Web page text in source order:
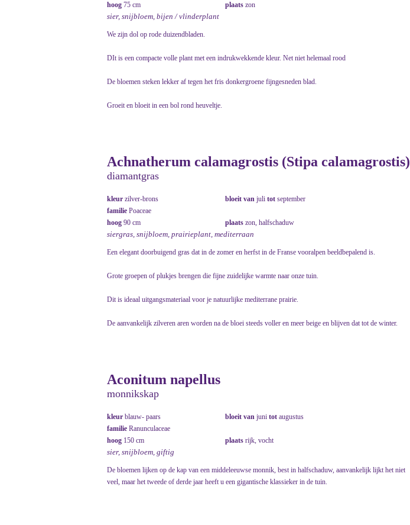
hoog 75 cm plaats zon
sier, snijbloem, bijen / vlinderplant
We zijn dol op rode duizendbladen.
DIt is een compacte volle plant met een indrukwekkende kleur. Net niet helemaal rood
De bloemen steken lekker af tegen het fris donkergroene fijngesneden blad.
Groeit en bloeit in een bol rond heuveltje.
Achnatherum calamagrostis (Stipa calamagrostis)
diamantgras
kleur zilver-brons bloeit van juli tot september
familie Poaceae
hoog 90 cm plaats zon, halfschaduw
siergras, snijbloem, prairieplant, mediterraan
Een elegant doorbuigend gras dat in de zomer en herfst in de Franse vooralpen beeldbepalend is.
Grote groepen of plukjes brengen die fijne zuidelijke warmte naar onze tuin.
Dit is ideaal uitgangsmateriaal voor je natuurlijke mediterrane prairie.
De aanvankelijk zilveren aren worden na de bloei steeds voller en meer beige en blijven dat tot de winter.
Aconitum napellus
monnikskap
kleur blauw- paars bloeit van juni tot augustus
familie Ranunculaceae
hoog 150 cm plaats rijk, vocht
sier, snijbloem, giftig
De bloemen lijken op de kap van een middeleeuwse monnik, best in halfschaduw, aanvankelijk lijkt het niet
veel, maar het tweede of derde jaar heeft u een gigantische klassieker in de tuin.